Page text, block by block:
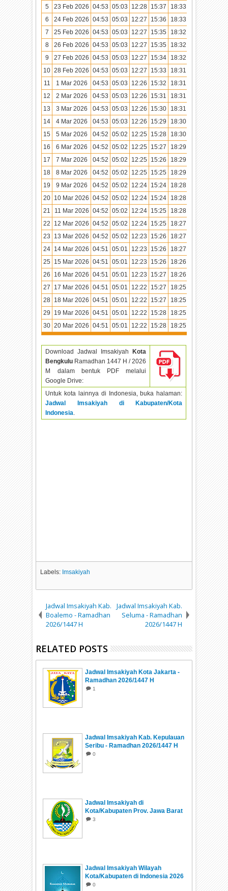
5 23 Feb 2026 04:53 05:03 12:28 15:37 18:33
19:42
6
24 Feb 2026 04:53 05:03 12:27 15:36 18:33
19:42
7
25 Feb 2026 04:53 05:03 12:27 15:35 18:32
19:41
8
26 Feb 2026 04:53 05:03 12:27 15:35 18:32
19:41
9
27 Feb 2026 04:53 05:03 12:27 15:34 18:32
19:41
10 28 Feb 2026 04:53 05:03 12:27 15:33 18:31
19:40
11
1 Mar 2026 04:53 05:03 12:26 15:32 18:31
19:40
12
2 Mar 2026 04:53 05:03 12:26 15:31 18:31
19:40
13
3 Mar 2026 04:53 05:03 12:26 15:30 18:31
19:39
14
4 Mar 2026 04:53 05:03 12:26 15:29 18:30
19:39
15
5 Mar 2026 04:52 05:02 12:25 15:28 18:30
19:38
16
6 Mar 2026 04:52 05:02 12:25 15:27 18:29
19:38
17
7 Mar 2026 04:52 05:02 12:25 15:26 18:29
19:38
18
8 Mar 2026 04:52 05:02 12:25 15:25 18:29
19:37
19
9 Mar 2026 04:52 05:02 12:24 15:24 18:28
19:37
20 10 Mar 2026 04:52 05:02 12:24 15:24 18:28
19:36
21
11 Mar 2026 04:52 05:02 12:24 15:25 18:28
19:36
22
12 Mar 2026 04:52 05:02 12:24 15:25 18:27
19:36
23
13 Mar 2026 04:52 05:02 12:23 15:26 18:27
19:35
24 14 Mar 2026 04:51 05:01 12:23 15:26 18:27
19:35
25
15 Mar 2026 04:51 05:01 12:23 15:26 18:26
19:34
26
16 Mar 2026 04:51 05:01 12:23 15:27 18:26
19:34
27
17 Mar 2026 04:51 05:01 12:22 15:27 18:25
19:33
28 18 Mar 2026 04:51 05:01 12:22 15:27 18:25
19:33
29
19 Mar 2026 04:51 05:01 12:22 15:28 18:25
19:33
30 20 Mar 2026 04:51 05:01 12:22 15:28 18:25 19:33
Download Jadwal ImsakiyahKota
Bengkulu Ramadhan 1447 H / 2026
M dalam bentuk PDF melalui
Google Drive:
Untuk kota lainnya di Indonesia, buka halaman:
Jadwal Imsakiyah di Kabupaten/Kota
Indonesia
Labels: Imsakiyah
Jadwal Imsakiyah Kab.
Boalemo - Ramadhan
2026/1447 H
Jadwal Imsakiyah Kab.
Seluma - Ramadhan
2026/1447 H
RELATED POSTS
Jadwal Imsakiyah Kota Jakarta -
Ramadhan 2026/1447 H
1
Jadwal Imsakiyah Kab. Kepulauan
Seribu - Ramadhan 2026/1447 H
0
Jadwal Imsakiyah di
Kota/Kabupaten Prov. Jawa Barat
Ramadhan 1447 H/2026
3
Jadwal Imsakiyah Wilayah
Kota/Kabupaten di Indonesia 2026
0